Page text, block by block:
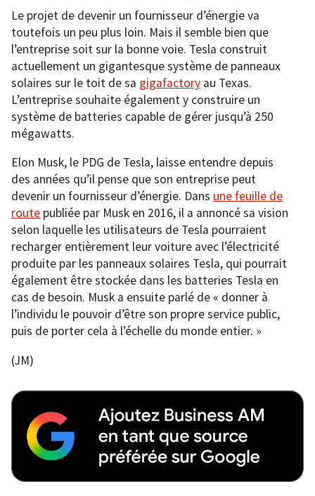
Le projet de devenir un fournisseur d’énergie va
toutefois un peu plus loin. Mais il semble bien que
l’entreprise soit sur la bonne voie. Tesla construit
actuellement un gigantesque système de panneaux
solaires sur le toit de sa gigafactory au Texas.
L’entreprise souhaite également y construire un
système de batteries capable de gérer jusqu’à 250
mégawatts.
Elon Musk, le PDG de Tesla, laisse entendre depuis
des années qu’il pense que son entreprise peut
devenir un fournisseur d’énergie. Dans une feuille de
route publiée par Musk en 2016, il a annoncé sa vision
selon laquelle les utilisateurs de Tesla pourraient
recharger entièrement leur voiture avec l’électricité
produite par les panneaux solaires Tesla, qui pourrait
également être stockée dans les batteries Tesla en
cas de besoin. Musk a ensuite parlé de « donner à
l’individu le pouvoir d’être son propre service public,
puis de porter cela à l’échelle du monde entier. »
(JM)